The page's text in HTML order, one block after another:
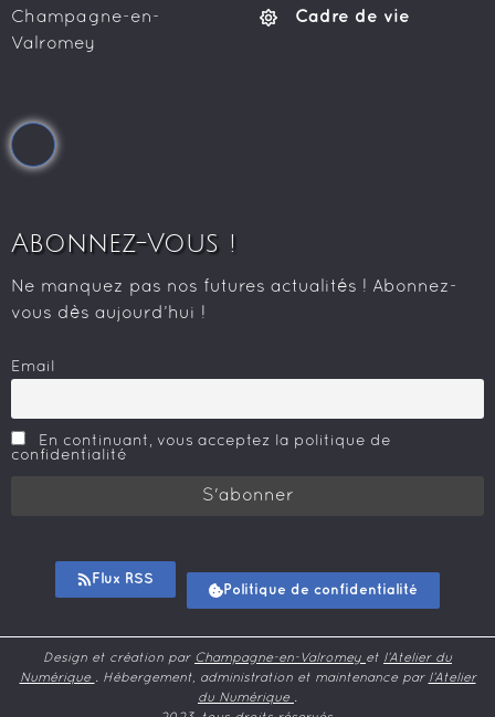
Champagne-en-
Valromey
Cadre de vie
Abonnez-Vous !
Ne manquez pas nos futures actualités ! Abonnez-
vous dès aujourd’hui !
Email
En continuant, vous acceptez la politique de
confidentialité
Flux RSS
Politique de confidentialité
Design et création par Champagne-en-Valromey et l’Atelier du
Numérique . Hébergement, administration et maintenance par l’Atelier
du Numérique .